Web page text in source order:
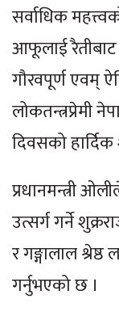
सर्वाधिक
आफूलाई रैतीबाट
गौरवपूर्ण एवम्
लोकतन्त्रप्रेमी
दिवसको
प्रधानमन्त्री
उत्सर्ग गर्ने
र गङ्गालाल
गर्नुभएको छ ।